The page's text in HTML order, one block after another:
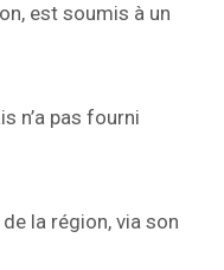
est soumis à un
n’a pas fourni
la région, via son